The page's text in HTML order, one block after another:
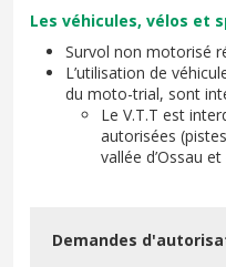
Les véhicules, vélos et
Survol non motorisé
L’utilisation de
du moto-trial, sont
Le V.T.T est
autorisées
vallée d’Ossau
Demandes